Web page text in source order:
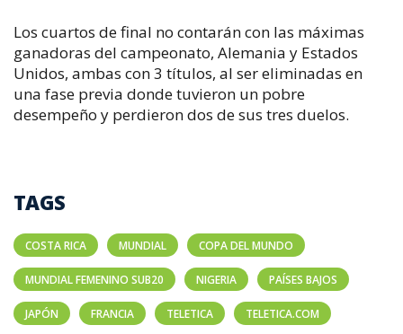
Los cuartos de final no contarán con las máximas
ganadoras del campeonato, Alemania y Estados
Unidos, ambas con 3 títulos, al ser eliminadas en
una fase previa donde tuvieron un pobre
desempeño y perdieron dos de sus tres duelos.
TAGS
COSTA RICA MUNDIAL COPA DEL MUNDO
MUNDIAL FEMENINO SUB20 NIGERIA PAÍSES BAJOS
JAPÓN FRANCIA TELETICA TELETICA.COM